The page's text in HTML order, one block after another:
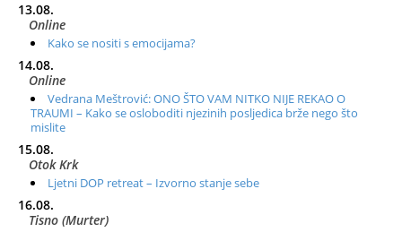
13.08.
Online
Kako se nositi s emocijama?
14.08.
Online
Vedrana Meštrović: ONO ŠTO VAM NITKO NIJE REKAO O
TRAUMI – Kako se osloboditi njezinih posljedica brže nego što
mislite
15.08.
Otok Krk
Ljetni DOP retreat – Izvorno stanje sebe
16.08.
Tisno (Murter)